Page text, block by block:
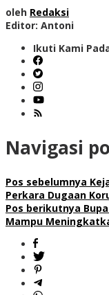
oleh Redaksi
Editor: Antoni
Ikuti Kami
Navigasi
Pos sebelumnya
Perkara Dugaan
Pos berikutnya
Mampu